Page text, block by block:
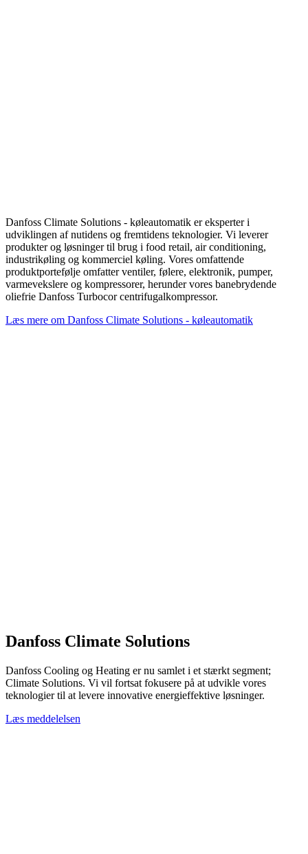
Danfoss Climate Solutions - køleautomatik er eksperter i
udviklingen af nutidens og fremtidens teknologier. Vi leverer
produkter og løsninger til brug i food retail, air conditioning,
industrikøling og kommerciel køling. Vores omfattende
produktportefølje omfatter ventiler, følere, elektronik, pumper,
varmevekslere og kompressorer, herunder vores banebrydende
oliefrie Danfoss Turbocor centrifugalkompressor.
Læs mere om Danfoss Climate Solutions - køleautomatik
Danfoss Climate Solutions
Danfoss Cooling og Heating er nu samlet i et stærkt segment;
Climate Solutions. Vi vil fortsat fokusere på at udvikle vores
teknologier til at levere innovative energieffektive løsninger.
Læs meddelelsen